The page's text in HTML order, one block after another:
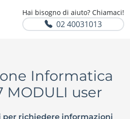
Hai bisogno di aiuto? Chiamaci!
02 40031013
Informatica
MODULI user
per richiedere informazioni